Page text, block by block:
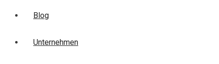
Blog
Unternehmen